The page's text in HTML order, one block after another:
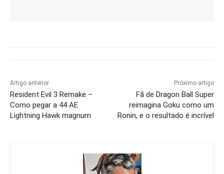
Artigo anterior
Resident Evil 3 Remake –
Como pegar a 44 AE
Lightning Hawk magnum
Próximo artigo
Fã de Dragon Ball Super
reimagina Goku como um
Ronin, e o resultado é incrível